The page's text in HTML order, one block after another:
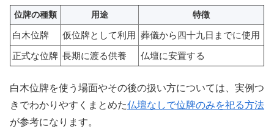
位牌の種類 用途 特徴
白木位牌 仮位牌として利用 葬儀から四十九日までに使用
正式な位牌 長期に渡る供養 仏壇に安置する
白木位牌を使う場面やその後の扱い方については、実例つ
きでわかりやすくまとめた仏壇なしで位牌のみを祀る方法
が参考になります。